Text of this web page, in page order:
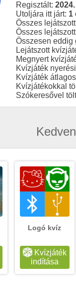
Regisztált:
Utoljára itt járt: 1
Összes
Összes
Összesen eddig
Lejátszott
Megnyert
Kvízjáték
Kvízjáték
Kvízjátékokkal
Szókeresővel
Logó kvíz
Kvízjáték
indítása